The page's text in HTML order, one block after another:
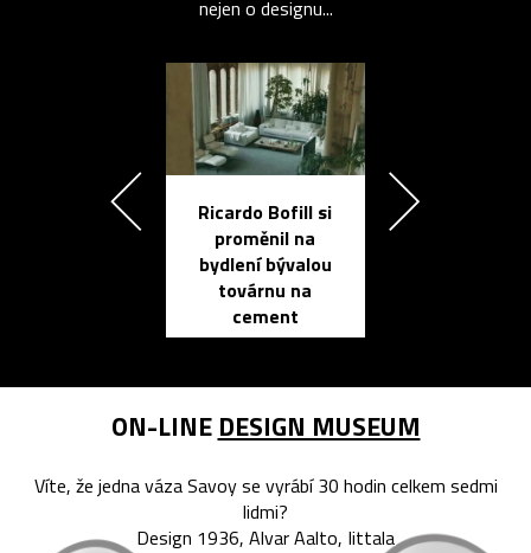
nejen o designu...
Ricardo Bofill si
proměnil na
bydlení bývalou
továrnu na
cement
ON-LINE DESIGN MUSEUM
Víte, že jedna váza Savoy se vyrábí 30 hodin celkem sedmi
lidmi?
Design 1936, Alvar Aalto, Iittala